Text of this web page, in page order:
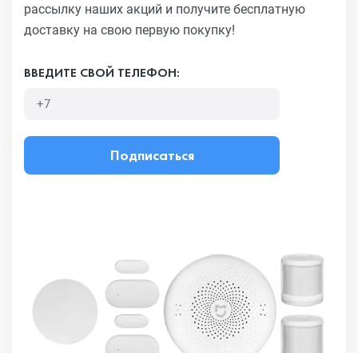
рассылку наших акций и получите бесплатную
доставку на свою первую покупку!
ВВЕДИТЕ СВОЙ ТЕЛЕФОН:
Подписаться